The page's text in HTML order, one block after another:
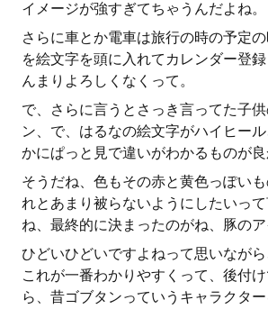
イメージが強すぎてちゃうんだよね。
さらに車とか電車は旅行の時の予定
を絵文字を頭に入れてカレンダー登
んまりよろしくなくって。
で、さらに言うとさっき言ってた子
ン、で、はるなの絵文字がハイヒー
かにぱっと見で違いがわかるものが良
そうだね、色もその赤と黄色っぽい
れとあまり被らないようにしたいっ
ね、最終的に決まったのがね、豚のア
ひどいひどいですよねって思いなが
これが一番わかりやすくって、後付
ら、昔ゴブタンっていうキャラクタ